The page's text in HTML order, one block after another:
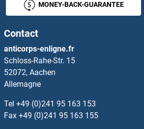
SLC30A7 Kits ELISA
SLC30A8 Kits ELISA
SLC31A1 Kits ELISA
SLC32A1 Kits ELISA
SLC35A1 Kits ELISA
MONEY-BACK-GUARANTEE
Contact
anticorps-enligne.fr
Schloss-Rahe-Str. 15
52072, Aachen
Allemagne
Tel +49 (0)241 95 163 153
Fax +49 (0)241 95 163 155